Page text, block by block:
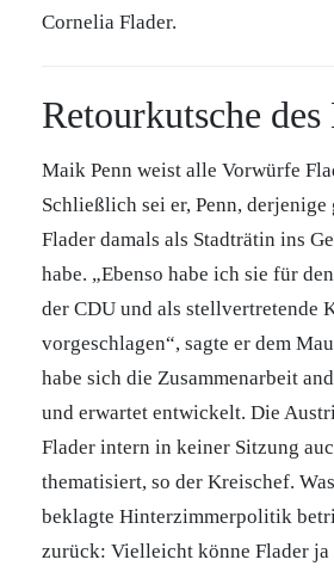
Cornelia Flader.
Retourkutsche
Maik Penn weist alle Vorwürfe
Schließlich sei er, Penn, derjenige
Flader damals als Stadträtin ins
habe. „Ebenso habe ich sie für
der CDU und als stellvertretende
vorgeschlagen“, sagte er dem
habe sich die Zusammenarbeit
und erwartet entwickelt. Die
Flader intern in keiner Sitzung
thematisiert, so der Kreischef.
beklagte Hinterzimmerpolitik
zurück: Vielleicht könne Flader